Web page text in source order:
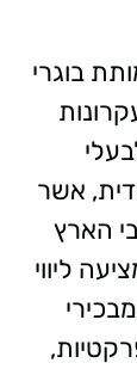
בוגרי
אשר
הארץ
ליווי